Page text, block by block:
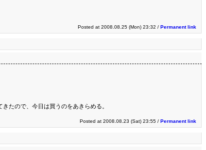
Posted at 2008.08.25 (Mon) 23:32 / Permanent link
たので、今日は買うのをあきらめる。
Posted at 2008.08.23 (Sat) 23:55 / Permanent link